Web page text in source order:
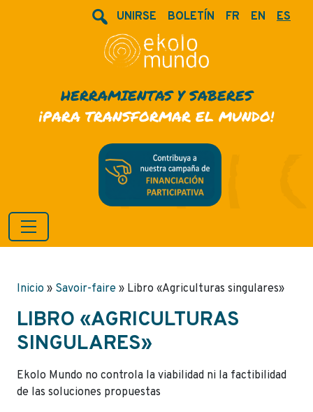
UNIRSE BOLETÍN FR EN ES
HERRAMIENTAS Y SABERES
¡PARA TRANSFORMAR EL MUNDO!
Inicio » Savoir-faire » Libro «Agriculturas singulares»
LIBRO «AGRICULTURAS
SINGULARES»
Ekolo Mundo no controla la viabilidad ni la factibilidad
de las soluciones propuestas